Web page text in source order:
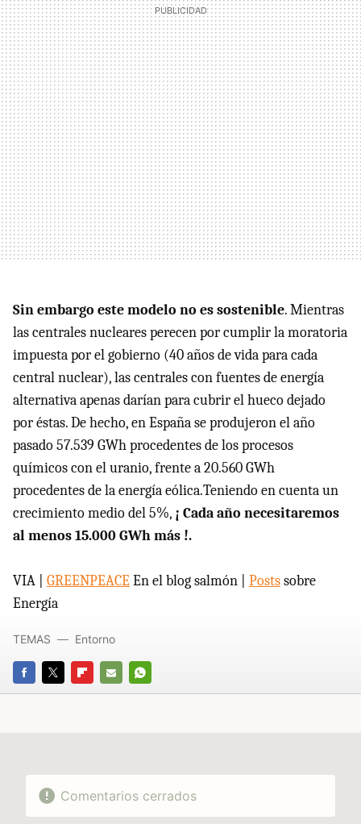
Sin embargo este modelo no es sostenible. Mientras
las centrales nucleares perecen por cumplir la moratoria
impuesta por el gobierno (40 años de vida para cada
central nuclear), las centrales con fuentes de energía
alternativa apenas darían para cubrir el hueco dejado
por éstas. De hecho, en España se produjeron el año
pasado 57.539 GWh procedentes de los procesos
químicos con el uranio, frente a 20.560 GWh
procedentes de la energía eólica.Teniendo en cuenta un
crecimiento medio del 5%, ¡ Cada año necesitaremos
al menos 15.000 GWh más !.
VIA | GREENPEACEEn el blog salmón | Postssobre
Energía
FACEBOOK
TWITTERFLIPBOARD
E-
WHATSAPP
TEMAS Entorno
Comentarios cerrados